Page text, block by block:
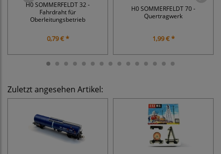
H0 SOMMERFELDT 32 -
Fahrdraht für
Oberleitungsbetrieb
0,79 € *
H0 SOMMERFELDT 70 -
Quertragwerk
1,99 € *
Zuletzt angesehen Artikel: